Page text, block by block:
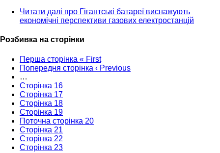
Читати далі про Гігантські батареї виснажують
економічні перспективи газових електростанцій
Розбивка на сторінки
Перша сторінка « First
Попередня сторінка ‹ Previous
…
Сторінка 16
Сторінка 17
Сторінка 18
Сторінка 19
Поточна сторінка 20
Сторінка 21
Сторінка 22
Сторінка 23